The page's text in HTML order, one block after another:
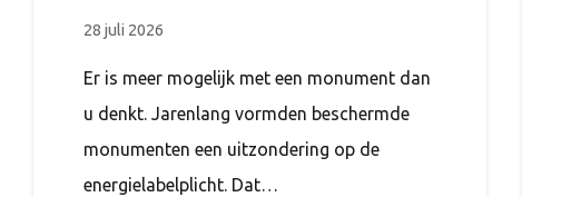
28 juli 2026
Er is meer mogelijk met een monument dan
u denkt. Jarenlang vormden beschermde
monumenten een uitzondering op de
energielabelplicht. Dat…